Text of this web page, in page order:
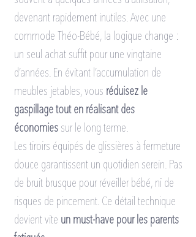
devenant rapidement inutiles. Avec une
commode Théo-Bébé, la logique change :
un seul achat suffit pour une vingtaine
d’années. En évitant l’accumulation de
meubles jetables, vous réduisez le
gaspillage tout en réalisant des
économies sur le long terme.
Les tiroirs équipés de glissières à fermeture
douce garantissent un quotidien serein. Pas
de bruit brusque pour réveiller bébé, ni de
risques de pincement. Ce détail technique
devient vite un must-have pour les parents